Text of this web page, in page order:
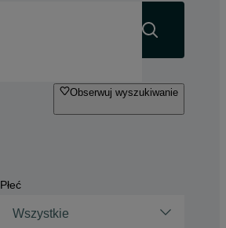
Obserwuj wyszukiwanie
Płeć
Wszystkie